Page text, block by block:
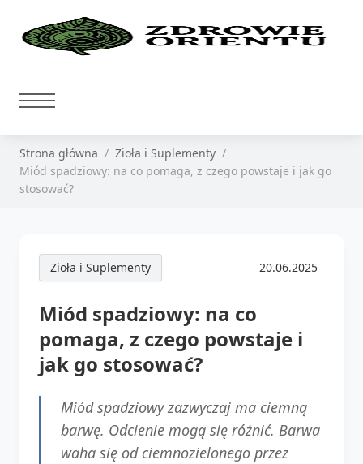
Strona główna
Zioła i Suplementy
Miód spadziowy: na co pomaga, z czego powstaje i jak go
stosować?
Zioła i Suplementy 20.06.2025
Miód spadziowy: na co
pomaga, z czego powstaje i
jak go stosować?
Miód spadziowy zazwyczaj ma ciemną
barwę. Odcienie mogą się różnić. Barwa
waha się od ciemnozielonego przez